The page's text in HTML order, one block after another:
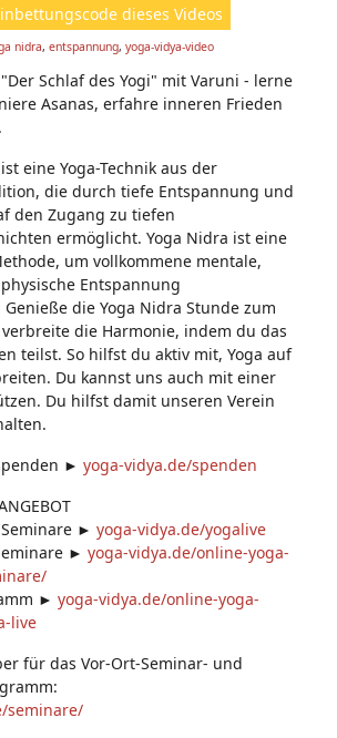
dieses Videos
nidra, entspannung, yoga-vidya-video
Schlaf des Yogi" mit Varuni - lerne
Asanas, erfahre inneren Frieden
eine Yoga-Technik aus der
die durch tiefe Entspannung und
den Zugang zu tiefen
ermöglicht. Yoga Nidra ist eine
um vollkommene mentale,
Entspannung
die Yoga Nidra Stunde zum
die Harmonie, indem du das
teilst. So hilfst du aktiv mit, Yoga auf
Du kannst uns auch mit einer
Du hilfst damit unseren Verein
► yoga-vidya.de/spenden​
► yoga-vidya.de/yogalive
► yoga-vidya.de/online-yoga-
► yoga-vidya.de/online-yoga-
live
für das Vor-Ort-Seminar- und
seminare/